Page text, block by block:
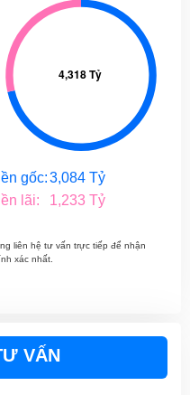
gốc:3,084 Tỷ
lãi:
1,233 Tỷ
liên hệ tư vấn trực tiếp để nhận
xác nhất.
VẤN